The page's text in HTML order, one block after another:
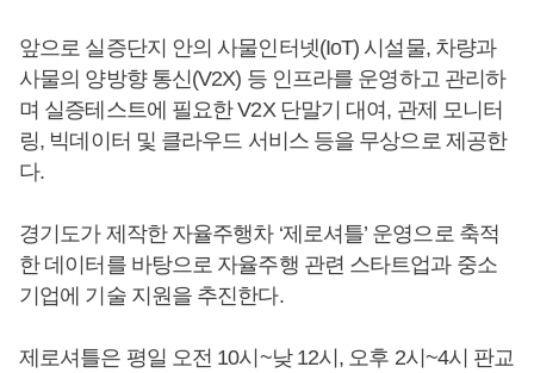
앞으로 실증단지 안의 사물인터넷(IoT) 시설물, 차량과
사물의 양방향 통신(V2X) 등 인프라를 운영하고 관리하
며 실증테스트에 필요한 V2X 단말기 대여, 관제 모니터
링, 빅데이터 및 클라우드 서비스 등을 무상으로 제공한
다.
경기도가 제작한 자율주행차 ‘제로셔틀’ 운영으로 축적
한 데이터를 바탕으로 자율주행 관련 스타트업과 중소
기업에 기술 지원을 추진한다.
제로셔틀은 평일 오전 10시~낮 12시, 오후 2시~4시 판교